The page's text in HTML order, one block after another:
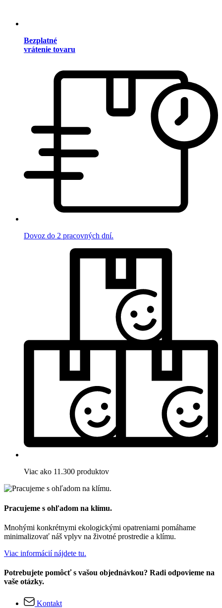
Bezplatné
vrátenie tovaru
Dovoz do 2 pracovných dní.
Viac ako 11.300 produktov
Pracujeme s ohľadom na klímu.
Mnohými konkrétnymi ekologickými opatreniami pomáhame
minimalizovať náš vplyv na životné prostredie a klímu.
Viac informácií nájdete tu.
Potrebujete pomôcť s vašou objednávkou? Radi odpovieme na
vaše otázky.
Kontakt